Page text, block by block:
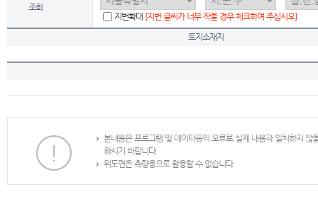
조회
지번확대 [지번 글씨가 너무 작을 경우 체크하여 주십시오]
토지소재지
본내용은 프로그램 및 데이타등의 오류로 실제 내용과 일치하지
하시기 바랍니다.
위도면은 측량용으로 활용할 수 없습니다.